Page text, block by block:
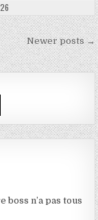
Newer posts →
boss n’a pas tous